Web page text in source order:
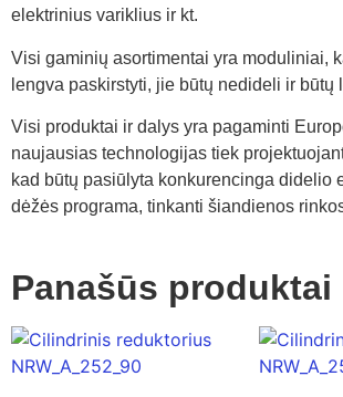
elektrinius variklius ir kt.
Visi gaminių asortimentai yra moduliniai,
lengva paskirstyti, jie būtų nedideli ir būtų
Visi produktai ir dalys yra pagaminti
naujausias technologijas tiek
kad būtų pasiūlyta konkurencinga didelio
dėžės programa, tinkanti šiandienos
Panašūs produktai